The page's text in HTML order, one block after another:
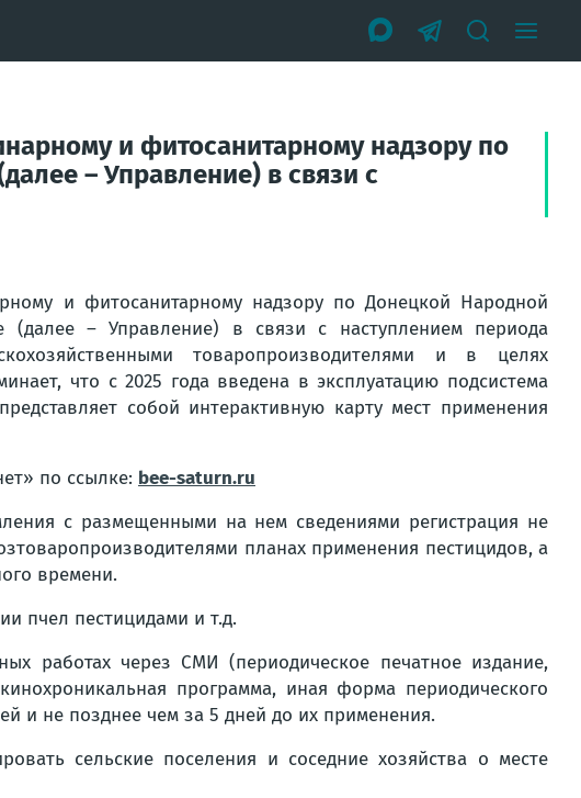
и фитосанитарному надзору по
– Управление) в связи с
и фитосанитарному надзору по Донецкой Народной
(далее – Управление) в связи с наступлением периода
товаропроизводителями и в целях
что с 2025 года введена в эксплуатацию подсистема
собой интерактивную карту мест применения
по ссылке: bee-saturn.ru
с размещенными на нем сведениями регистрация не
планах применения пестицидов, а
времени.
пчел пестицидами и т.д.
работах через СМИ (периодическое печатное издание,
программа, иная форма периодического
и не позднее чем за 5 дней до их применения.
сельские поселения и соседние хозяйства о месте